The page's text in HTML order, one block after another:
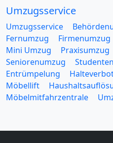
Umzugsservice
Umzugsservice
Fernumzug
Firmenumzug
Mini Umzug
Praxisumzug
Seniorenumzug
Entrümpelung
Möbellift
Möbelmitfahrzentrale